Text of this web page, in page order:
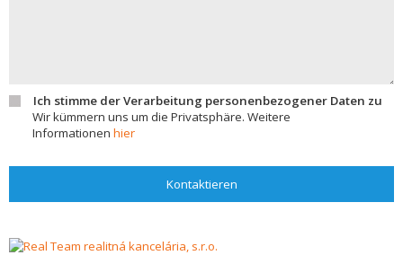
Ich stimme der Verarbeitung personenbezogener Daten zu
Wir kümmern uns um die Privatsphäre. Weitere
Informationen hier
Kontaktieren